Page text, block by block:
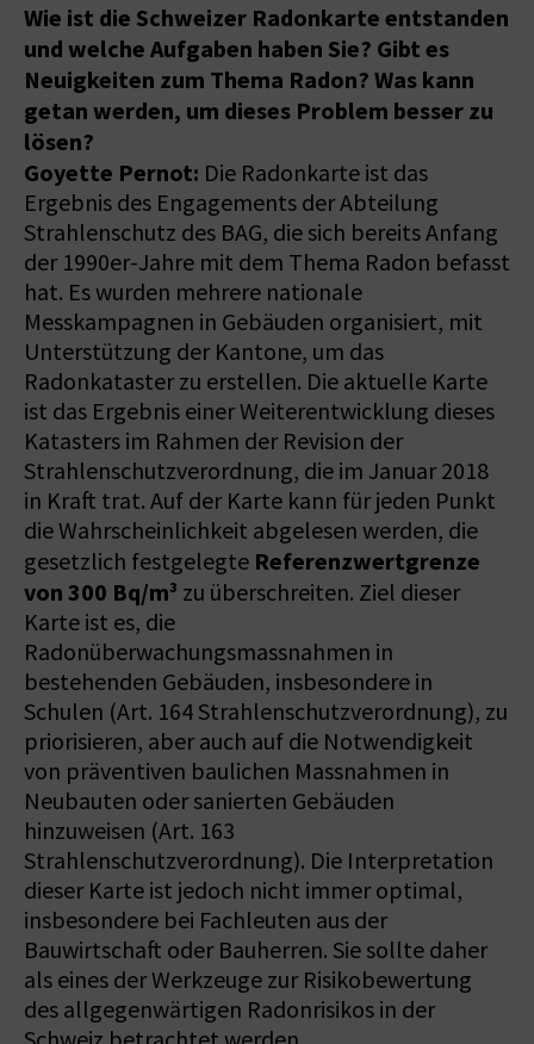
Wie ist die Schweizer Radonkarte entstanden
und welche Aufgaben haben Sie? Gibt es
Neuigkeiten zum Thema Radon? Was kann
getan werden, um dieses Problem besser zu
lösen?
Goyette Pernot: Die Radonkarte ist das
Ergebnis des Engagements der Abteilung
Strahlenschutz des BAG, die sich bereits Anfang
der 1990er-Jahre mit dem Thema Radon befasst
hat. Es wurden mehrere nationale
Messkampagnen in Gebäuden organisiert, mit
Unterstützung der Kantone, um das
Radonkataster zu erstellen. Die aktuelle Karte
ist das Ergebnis einer Weiterentwicklung dieses
Katasters im Rahmen der Revision der
Strahlenschutzverordnung, die im Januar 2018
in Kraft trat. Auf der Karte kann für jeden Punkt
die Wahrscheinlichkeit abgelesen werden, die
gesetzlich festgelegte Referenzwertgrenze
von 300 Bq/m³ zu überschreiten. Ziel dieser
Karte ist es, die
Radonüberwachungsmassnahmen in
bestehenden Gebäuden, insbesondere in
Schulen (Art. 164 Strahlenschutzverordnung), zu
priorisieren, aber auch auf die Notwendigkeit
von präventiven baulichen Massnahmen in
Neubauten oder sanierten Gebäuden
hinzuweisen (Art. 163
Strahlenschutzverordnung). Die Interpretation
dieser Karte ist jedoch nicht immer optimal,
insbesondere bei Fachleuten aus der
Bauwirtschaft oder Bauherren. Sie sollte daher
als eines der Werkzeuge zur Risikobewertung
des allgegenwärtigen Radonrisikos in der